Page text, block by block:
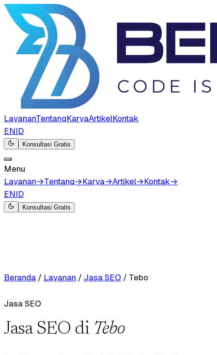
LayananTentangKaryaArtikelKontak
ENID
Konsultasi Gratis
Menu
Layanan→Tentang→Karya→Artikel→Kontak→
ENID
Konsultasi Gratis
Beranda / Layanan / Jasa SEO / Tebo
Jasa SEO
Jasa SEO di Tebo